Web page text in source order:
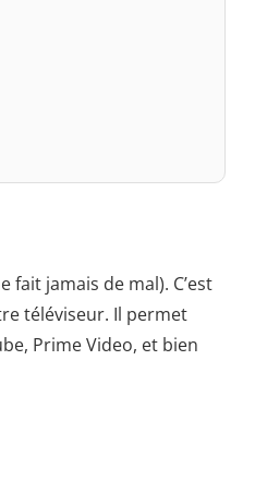
fait jamais de mal). C’est
téléviseur. Il permet
Prime Video, et bien